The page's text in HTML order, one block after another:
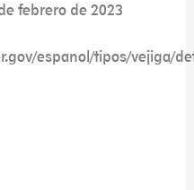
febrero de 2023
espanol/tipos/vejiga/